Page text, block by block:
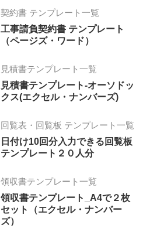
契約書 テンプレート一覧
工事請負契約書 テンプレート
（ページズ・ワード）
見積書テンプレート一覧
見積書テンプレート-オーソドッ
クス(エクセル・ナンバーズ)
回覧表・回覧板 テンプレート一覧
日付け10回分入力できる回覧板
テンプレート２０人分
領収書テンプレート一覧
領収書テンプレート_A4で２枚
セット（エクセル・ナンバー
ズ）